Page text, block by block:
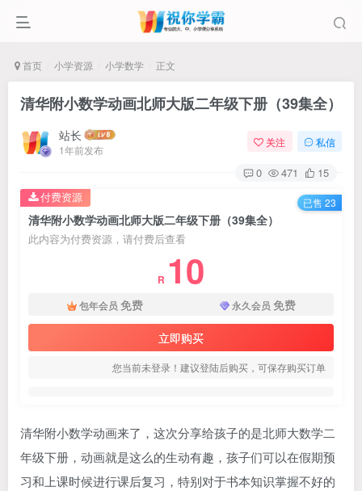
首页 小学资源 小学数学 正文
清华附小数学动画北师大版二年级下册（39集全）
站长
1年前发布
关注 私信
0 471 15
清华附小数学动画北师大版二年级下册（39集全）
此内容为付费资源，请付费后查看
R 10
包年会员 免费 永久会员 免费
立即购买
您当前未登录！建议登陆后购买，可保存购买订单
付费资源 已售 23
清华附小数学动画来了，这次分享给孩子的是北师大数学二
年级下册，动画就是这么的生动有趣，孩子们可以在假期预
习和上课时候进行课后复习，特别对于书本知识掌握不好的